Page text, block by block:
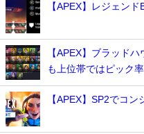
【APEX】レジェン
【APEX】ブラッド
も上位帯ではピック
【APEX】SP2でコン